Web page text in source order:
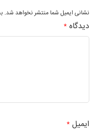
نشانی ایمیل شما منتشر نخواهد شد.
دیدگاه *
ایمیل*